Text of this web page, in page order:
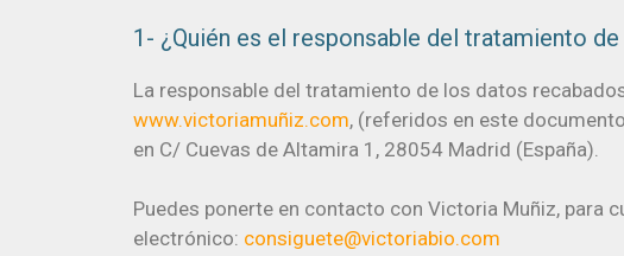
1- ¿Quién es el responsable del tratamiento
La responsable del tratamiento de los datos
www.victoriamuñiz.com, (referidos en este
en C/ Cuevas de Altamira 1, 28054 Madrid (España).
Puedes ponerte en contacto con Victoria Muñiz, para
electrónico: consiguete@victoriabio.com